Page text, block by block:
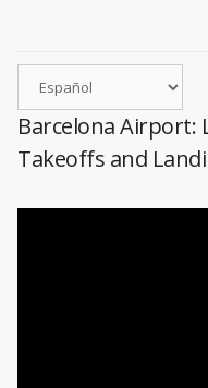
Barcelona Airport:
Takeoffs and